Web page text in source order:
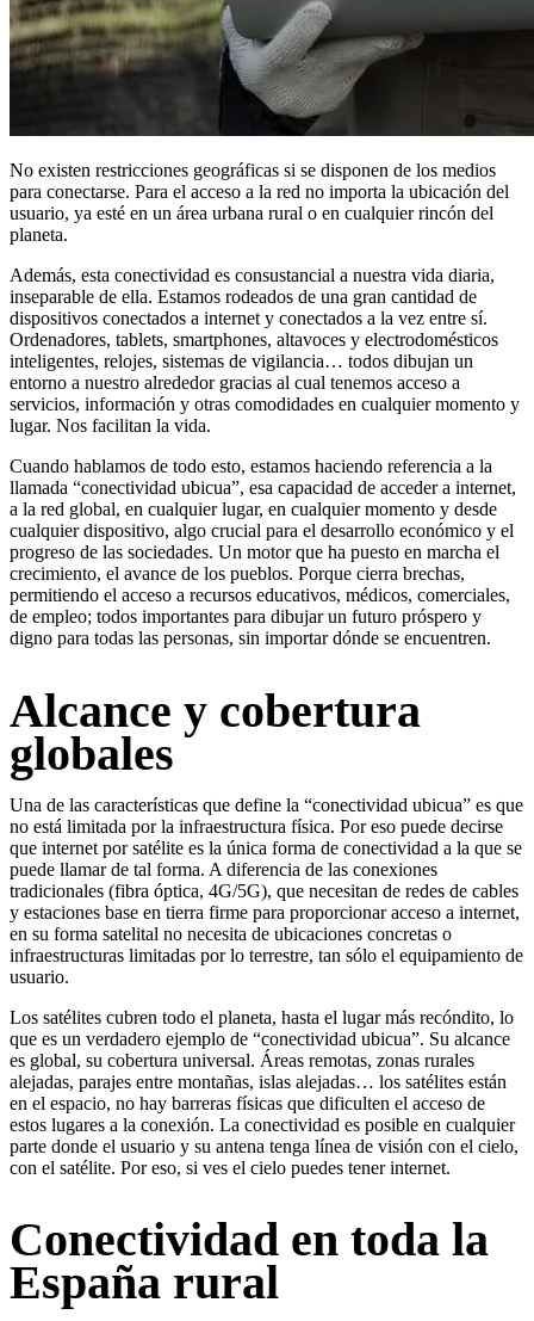
No existen restricciones geográficas si se disponen de los medios
para conectarse. Para el acceso a la red no importa la ubicación del
usuario, ya esté en un área urbana rural o en cualquier rincón del
planeta.
Además, esta conectividad es consustancial a nuestra vida diaria,
inseparable de ella. Estamos rodeados de una gran cantidad de
dispositivos conectados a internet y conectados a la vez entre sí.
Ordenadores, tablets, smartphones, altavoces y electrodomésticos
inteligentes, relojes, sistemas de vigilancia… todos dibujan un
entorno a nuestro alrededor gracias al cual tenemos acceso a
servicios, información y otras comodidades en cualquier momento y
lugar. Nos facilitan la vida.
Cuando hablamos de todo esto, estamos haciendo referencia a la
llamada “conectividad ubicua”, esa capacidad de acceder a internet,
a la red global, en cualquier lugar, en cualquier momento y desde
cualquier dispositivo, algo crucial para el desarrollo económico y el
progreso de las sociedades. Un motor que ha puesto en marcha el
crecimiento, el avance de los pueblos. Porque cierra brechas,
permitiendo el acceso a recursos educativos, médicos, comerciales,
de empleo; todos importantes para dibujar un futuro próspero y
digno para todas las personas, sin importar dónde se encuentren.
Alcance y cobertura
globales
Una de las características que define la “conectividad ubicua” es que
no está limitada por la infraestructura física. Por eso puede decirse
que internet por satélite es la única forma de conectividad a la que se
puede llamar de tal forma. A diferencia de las conexiones
tradicionales (fibra óptica, 4G/5G), que necesitan de redes de cables
y estaciones base en tierra firme para proporcionar acceso a internet,
en su forma satelital no necesita de ubicaciones concretas o
infraestructuras limitadas por lo terrestre, tan sólo el equipamiento de
usuario.
Los satélites cubren todo el planeta, hasta el lugar más recóndito, lo
que es un verdadero ejemplo de “conectividad ubicua”. Su alcance
es global, su cobertura universal. Áreas remotas, zonas rurales
alejadas, parajes entre montañas, islas alejadas… los satélites están
en el espacio, no hay barreras físicas que dificulten el acceso de
estos lugares a la conexión. La conectividad es posible en cualquier
parte donde el usuario y su antena tenga línea de visión con el cielo,
con el satélite. Por eso, si ves el cielo puedes tener internet.
Conectividad en toda la
España rural